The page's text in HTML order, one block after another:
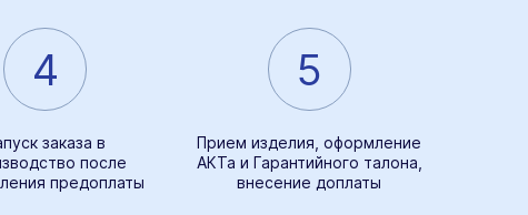
4
заказа в
после
предоплаты
5
Прием изделия, оформление
АКТа и Гарантийного талона,
внесение доплаты